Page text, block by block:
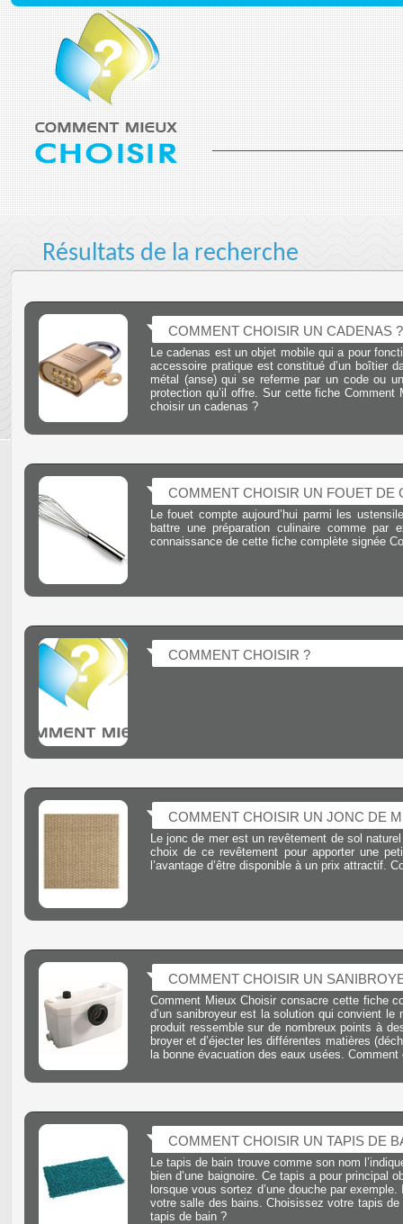
Résultats de la recherche
COMMENT CHOISIR UN CADENAS ?
Le cadenas est un objet mobile qui a pour
accessoire pratique est constitué d’un boîtier
métal (anse) qui se referme par un code ou
protection qu’il offre. Sur cette fiche
choisir un cadenas ?
COMMENT CHOISIR UN FOUET DE
Le fouet compte aujourd’hui parmi les
battre une préparation culinaire comme
connaissance de cette fiche complète signée
COMMENT CHOISIR ?
COMMENT CHOISIR UN JONC DE
Le jonc de mer est un revêtement de sol
choix de ce revêtement pour apporter une
l’avantage d’être disponible à un prix attractif.
COMMENT CHOISIR UN
Comment Mieux Choisir consacre cette fiche
d’un sanibroyeur est la solution qui convient
produit ressemble sur de nombreux points à
broyer et d’éjecter les différentes matières
la bonne évacuation des eaux usées.
COMMENT CHOISIR UN TAPIS DE
Le tapis de bain trouve comme son nom
bien d’une baignoire. Ce tapis a pour principal
lorsque vous sortez d’une douche par
votre salle des bains. Choisissez votre tapis
tapis de bain ?